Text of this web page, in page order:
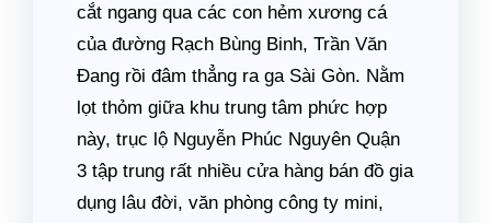
cắt ngang qua các con hẻm xương cá
của đường Rạch Bùng Binh, Trần Văn
Đang rồi đâm thẳng ra ga Sài Gòn. Nằm
lọt thỏm giữa khu trung tâm phức hợp
này, trục lộ Nguyễn Phúc Nguyên Quận
3 tập trung rất nhiều cửa hàng bán đồ gia
dụng lâu đời, văn phòng công ty mini,